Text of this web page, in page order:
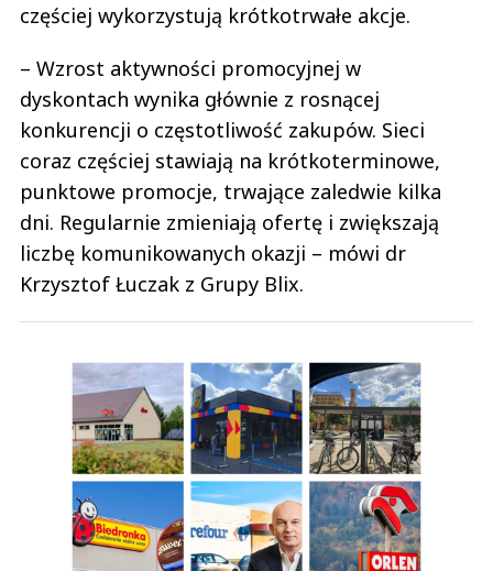
częściej wykorzystują krótkotrwałe akcje.
– Wzrost aktywności promocyjnej w
dyskontach wynika głównie z rosnącej
konkurencji o częstotliwość zakupów. Sieci
coraz częściej stawiają na krótkoterminowe,
punktowe promocje, trwające zaledwie kilka
dni. Regularnie zmieniają ofertę i zwiększają
liczbę komunikowanych okazji – mówi dr
Krzysztof Łuczak z Grupy Blix.